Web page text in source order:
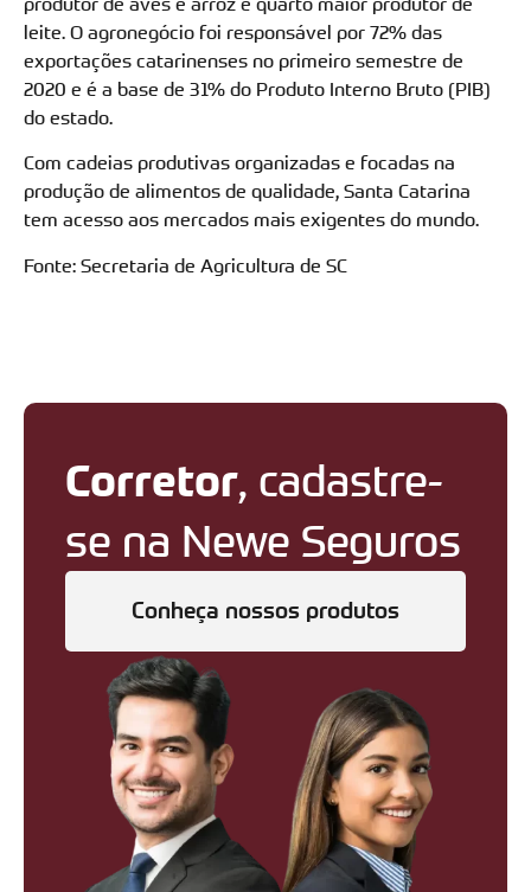
leite. O agronegócio foi responsável por 72% das
exportações catarinenses no primeiro semestre de
2020 e é a base de 31% do Produto Interno Bruto (PIB)
do estado.
Com cadeias produtivas organizadas e focadas na
produção de alimentos de qualidade, Santa Catarina
tem acesso aos mercados mais exigentes do mundo.
Fonte: Secretaria de Agricultura de SC
Corretor, cadastre-
se na Newe Seguros
Conheça nossos produtos